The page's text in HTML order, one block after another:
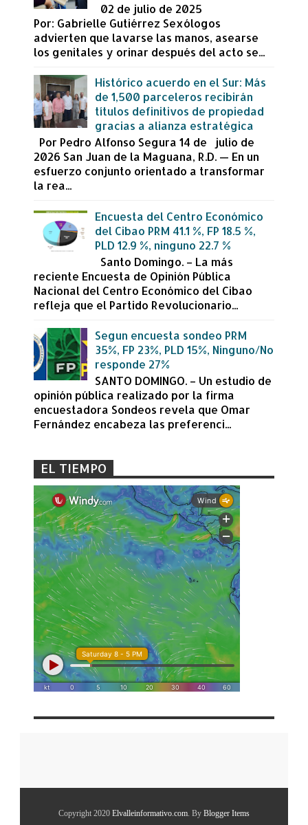
02 de julio de 2025
Por: Gabrielle Gutiérrez Sexólogos
advierten que lavarse las manos, asearse
los genitales y orinar después del acto se...
Histórico acuerdo en el Sur: Más
de 1,500 parceleros recibirán
títulos definitivos de propiedad
gracias a alianza estratégica
Por Pedro Alfonso Segura 14 de julio de
2026 San Juan de la Maguana, R.D. — En un
esfuerzo conjunto orientado a transformar
la rea...
Encuesta del Centro Económico
del Cibao PRM 41.1 %, FP 18.5 %,
PLD 12.9 %, ninguno 22.7 %
Santo Domingo. – La más
reciente Encuesta de Opinión Pública
Nacional del Centro Económico del Cibao
refleja que el Partido Revolucionario...
Segun encuesta sondeo PRM
35%, FP 23%, PLD 15%, Ninguno/No
responde 27%
SANTO DOMINGO. – Un estudio de
opinión pública realizado por la firma
encuestadora Sondeos revela que Omar
Fernández encabeza las preferenci...
EL TIEMPO
Copyright 2020 Elvalleinformativo.com . By Blogger Items